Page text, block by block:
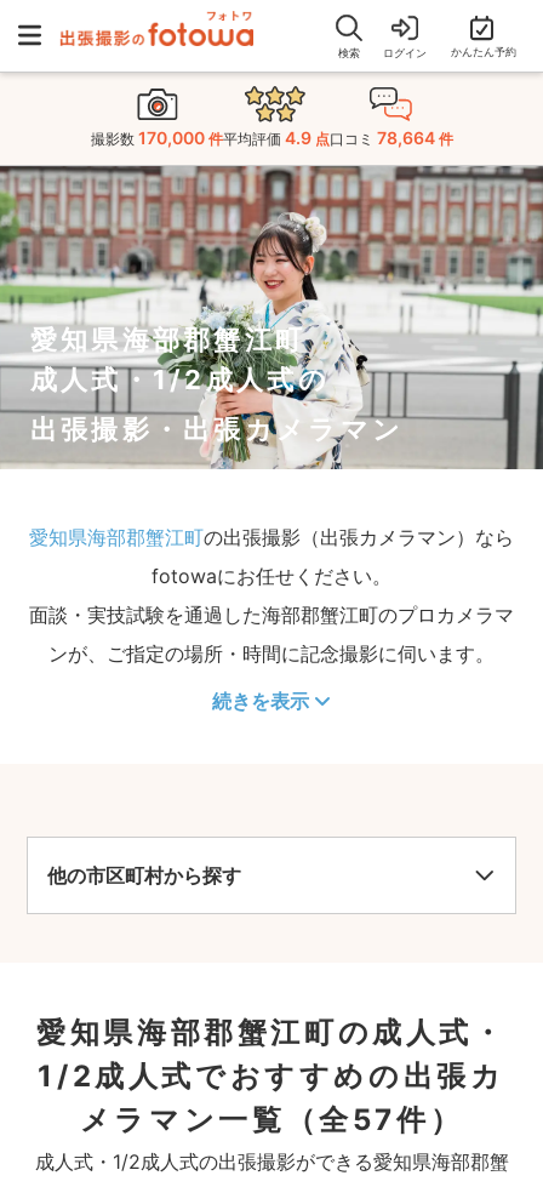
検索 ログイン かんたん予約
撮影数 170,000 件平均評価 4.9 点口コミ 78,664 件
愛知県海部郡蟹江町
成人式・1/2成人式の
出張撮影・出張カメラマン
愛知県海部郡蟹江町の出張撮影（出張カメラマン）なら
fotowaにお任せください。
面談・実技試験を通過した海部郡蟹江町のプロカメラマ
ンが、ご指定の場所・時間に記念撮影に伺います。
続きを表示
他の市区町村から探す
愛知県海部郡蟹江町の成人式・
1/2成人式でおすすめの出張カ
メラマン一覧
（全57件）
成人式・1/2成人式の出張撮影ができる愛知県海部郡蟹